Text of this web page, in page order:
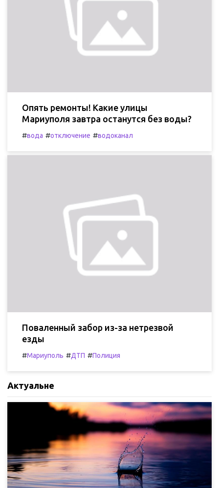
Опять ремонты! Какие улицы
Мариуполя завтра останутся без воды?
#вода #отключение #водоканал
Поваленный забор из-за нетрезвой
езды
#Мариуполь #ДТП #Полиция
Актуальне